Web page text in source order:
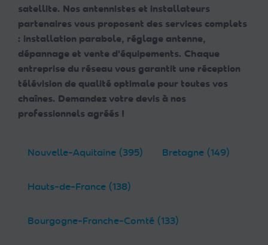
satellite. Nos antennistes et installateurs
partenaires vous proposent des services complets
: installation parabole, réglage antenne,
dépannage et vente d'équipements. Chaque
entreprise du réseau vous garantit une réception
télévision de qualité optimale pour toutes vos
chaînes. Demandez votre devis à nos
professionnels agréés !
Nouvelle-Aquitaine (395) Bretagne (149)
Hauts-de-France (138)
Bourgogne-Franche-Comté (133)